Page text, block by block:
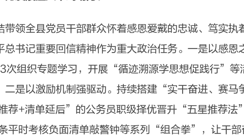
带领全县党员干部群众怀着感恩爱戴的忠诚、笃实
总书记重要回信精神作为重大政治任务。一是以感
次组织专题学习，开展“循迹溯源学思想促践行”
二是以激励机制强驱动。持续搭建“实干奋进、赛
荐+清单延后”的公务员职级择优晋升“五星推荐
平时考核负面清单敲警钟等系列“组合拳”，让干部